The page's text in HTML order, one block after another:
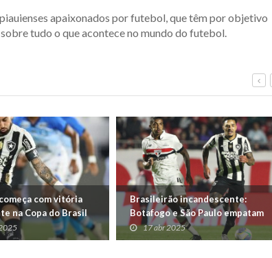
apaixonados por futebol, que têm por objetivo
tudo o que acontece no mundo do futebol.
com vitória
na Copa do Brasil
Brasileirão incandescente:
Botafogo e São Paulo empatam
em jogo no Engenhão
17 abr 2025